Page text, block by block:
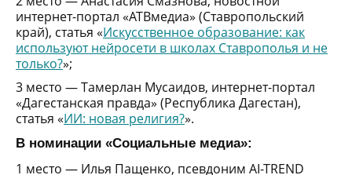
интернет-портал «АТВмедиа» (Ставропольский
край), статья «Искусственное образование: как
используют нейросети в школах Ставрополья и не
только?»;
3 место — Тамерлан Мусаидов, интернет-портал
«Дагестанская правда» (Республика Дагестан),
статья «ИИ: новая религия?».
В номинации «Социальные медиа»:
1 место — Илья Пащенко, псевдоним AI-TREND